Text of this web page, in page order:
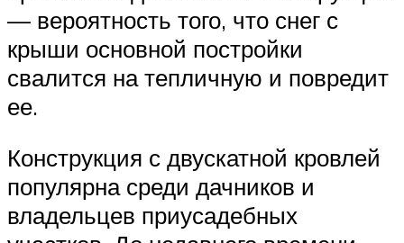
— вероятность того, что снег с
крыши основной постройки
свалится на тепличную и повредит
ее.
Конструкция с двускатной кровлей
популярна среди дачников и
владельцев приусадебных